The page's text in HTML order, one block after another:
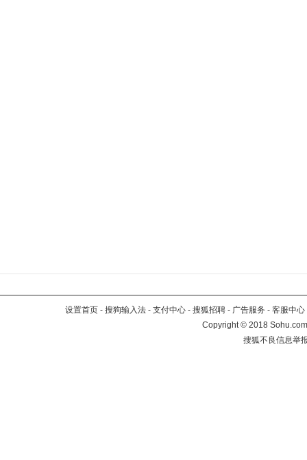
设置首页 - 搜狗输入法 - 支付中心 - 搜狐招聘 - 广告服务 - 客服中心
Copyright©2018
搜狐不良信息举